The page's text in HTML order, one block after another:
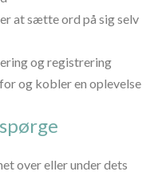
at sætte ord på sig selv
og registrering
og kobler en oplevelse
over eller under dets